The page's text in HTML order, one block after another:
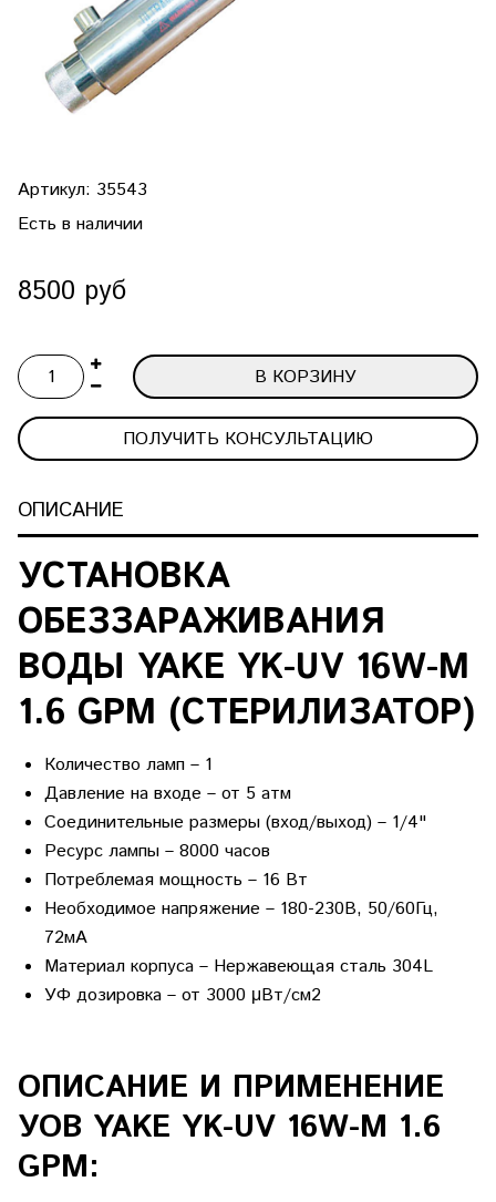
Артикул: 35543
Есть в наличии
8500 руб
В КОРЗИНУ
ПОЛУЧИТЬ КОНСУЛЬТАЦИЮ
ОПИСАНИЕ
УСТАНОВКА
ОБЕЗЗАРАЖИВАНИЯ
ВОДЫ YAKE YK-UV 16W-M
1.6 GPM (СТЕРИЛИЗАТОР)
Количество ламп – 1
Давление на входе – от 5 атм
Соединительные размеры (вход/выход) – 1/4"
Ресурс лампы – 8000 часов
Потреблемая мощность – 16 Вт
Необходимое напряжение – 180-230В, 50/60Гц,
72мА
Материал корпуса – Нержавеющая сталь 304L
УФ дозировка – от 3000 μВт/см2
ОПИСАНИЕ И ПРИМЕНЕНИЕ
УОВ YAKE YK-UV 16W-M 1.6
GPM: